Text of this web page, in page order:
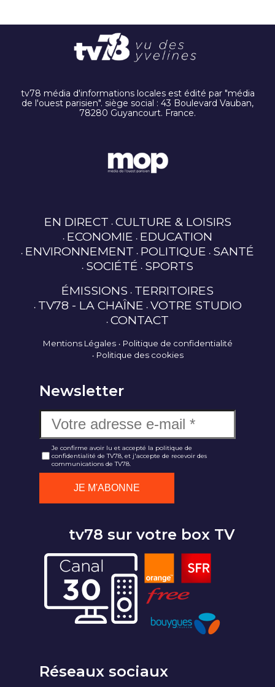
tv78 média d'informations locales est édité par "média
de l'ouest parisien". siège social : 43 Boulevard Vauban,
78280 Guyancourt. France.
EN DIRECT CULTURE & LOISIRS
ECONOMIE EDUCATION
ENVIRONNEMENT POLITIQUE SANTÉ
SOCIÉTÉ SPORTS
ÉMISSIONS TERRITOIRES
TV78 - LA CHAÎNE VOTRE STUDIO
CONTACT
Mentions Légales
Politique de confidentialité
Politique des cookies
Newsletter
Je confirme avoir lu et accepté la politique de
confidentialité de TV78, et j'accepte de recevoir des
communications de TV78.
tv78 sur votre box TV
Réseaux sociaux